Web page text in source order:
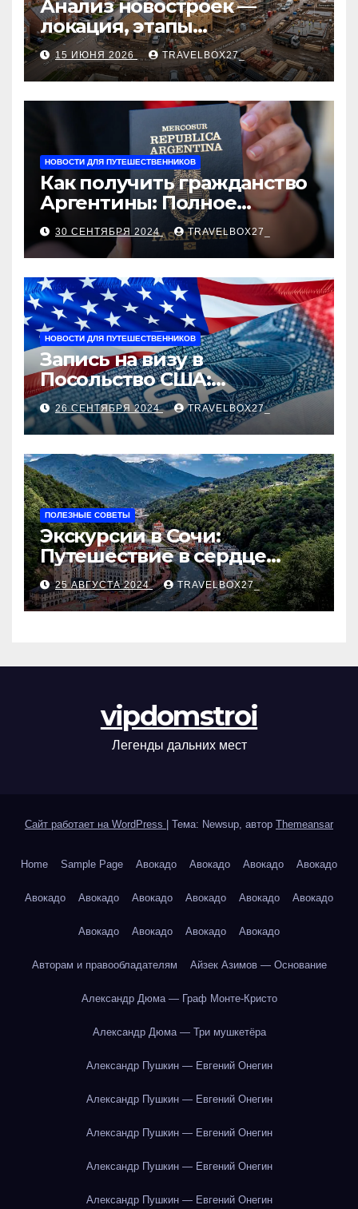
Анализ новостроек —
локация, этапы
строительства, проверка
застройщика, сценарии
оформления сделки и
рыночные ориентиры
15 ИЮНЯ 2026 TRAVELBOX27_
НОВОСТИ ДЛЯ ПУТЕШЕСТВЕННИКОВ
Как получить гражданство
Аргентины: Полное
руководство
30 СЕНТЯБРЯ 2024 TRAVELBOX27_
НОВОСТИ ДЛЯ ПУТЕШЕСТВЕННИКОВ
Запись на визу в
Посольство США:
Пошаговое руководство
26 СЕНТЯБРЯ 2024 TRAVELBOX27_
ПОЛЕЗНЫЕ СОВЕТЫ
Экскурсии в Сочи:
Путешествие в сердце
Черноморского курорта
25 АВГУСТА 2024 TRAVELBOX27_
vipdomstroi
Легенды дальних мест
Сайт работает на WordPress Тема: Newsup, автор Themeansar
Home Sample Page Авокадо Авокадо Авокадо Авокадо
Авокадо Авокадо Авокадо Авокадо Авокадо Авокадо
Авокадо Авокадо Авокадо Авокадо
Авторам и правообладателям Айзек Азимов — Основание
Александр Дюма — Граф Монте-Кристо
Александр Дюма — Три мушкетёра
Александр Пушкин — Евгений Онегин
Александр Пушкин — Евгений Онегин
Александр Пушкин — Евгений Онегин
Александр Пушкин — Евгений Онегин
Александр Пушкин — Евгений Онегин